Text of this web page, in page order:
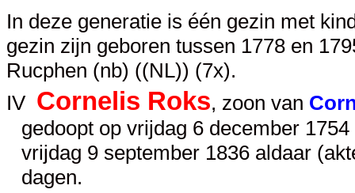
In deze generatie is één gezin met
gezin zijn geboren tussen 1778 en
Rucphen (nb) ((NL)) (7x).
IV Cornelis Roks, zoon van
gedoopt op vrijdag 6 december
vrijdag 9 september 1836 aldaar
dagen.